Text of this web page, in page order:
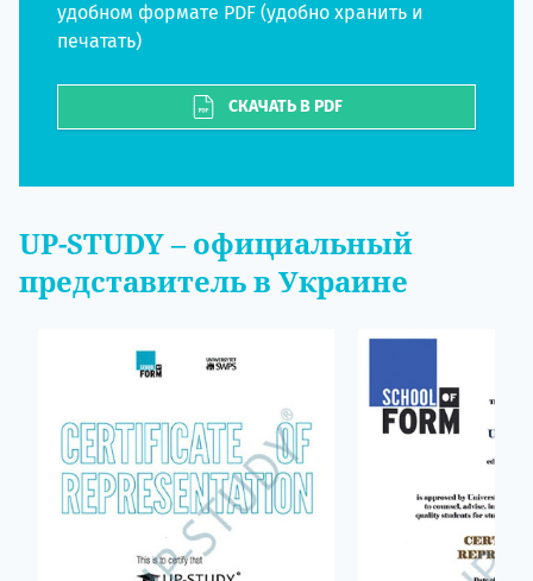
удобном формате PDF (удобно хранить и
печатать)
СКАЧАТЬ В PDF
UP-STUDY– официальный
представитель в Украине